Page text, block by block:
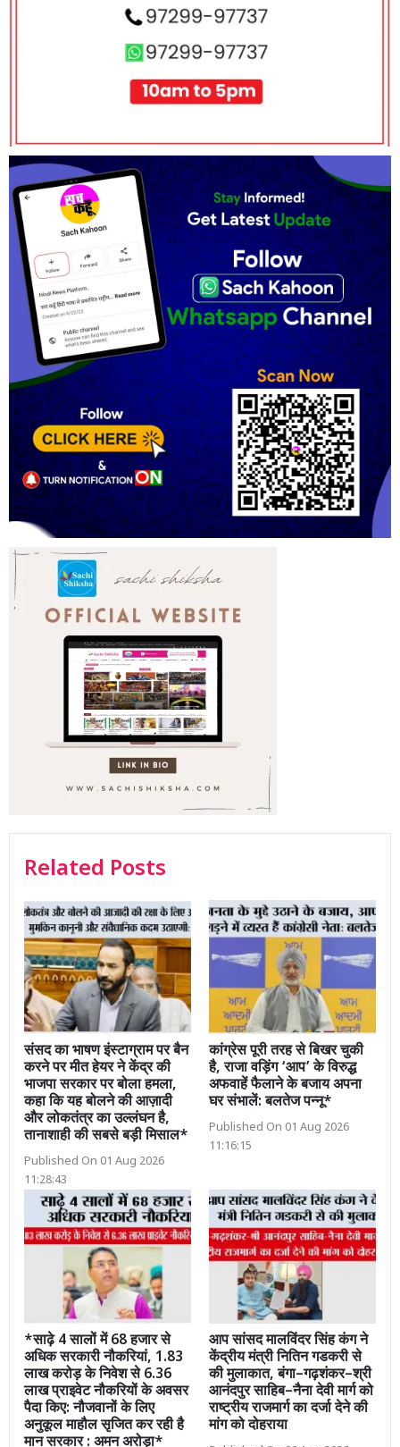
Related Posts
संसद का भाषण इंस्टाग्राम पर बैन
करने पर मीत हेयर ने केंद्र की
भाजपा सरकार पर बोला हमला,
कहा कि यह बोलने की आज़ादी
और लोकतंत्र का उल्लंघन है,
तानाशाही की सबसे बड़ी मिसाल*
Published On 01 Aug 2026
11:28:43
कांग्रेस पूरी तरह से बिखर चुकी
है, राजा वड़िंग ‘आप’ के विरुद्ध
अफवाहें फैलाने के बजाय अपना
घर संभालें: बलतेज पन्नू*
Published On 01 Aug 2026
11:16:15
*साढ़े 4 सालों में 68 हजार से
अधिक सरकारी नौकरियां, 1.83
लाख करोड़ के निवेश से 6.36
लाख प्राइवेट नौकरियों के अवसर
पैदा किए: नौजवानों के लिए
अनुकूल माहौल सृजित कर रही है
मान सरकार : अमन अरोड़ा*
आप सांसद मालविंदर सिंह कंग ने
केंद्रीय मंत्री नितिन गडकरी से
की मुलाकात, बंगा–गढ़शंकर–श्री
आनंदपुर साहिब–नैना देवी मार्ग को
राष्ट्रीय राजमार्ग का दर्जा देने की
मांग को दोहराया